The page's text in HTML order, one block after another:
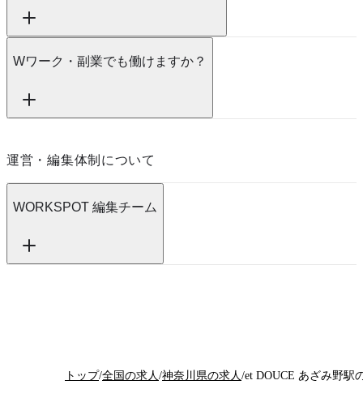
Wワーク・副業でも働けますか？
運営・編集体制について
WORKSPOT 編集チーム
トップ/全国の求人 /神奈川県の求人 /